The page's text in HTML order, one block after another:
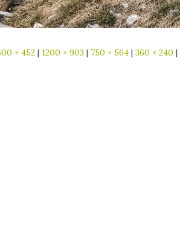
× 452 | 1200 × 903 | 750 × 564 | 360 × 240 |